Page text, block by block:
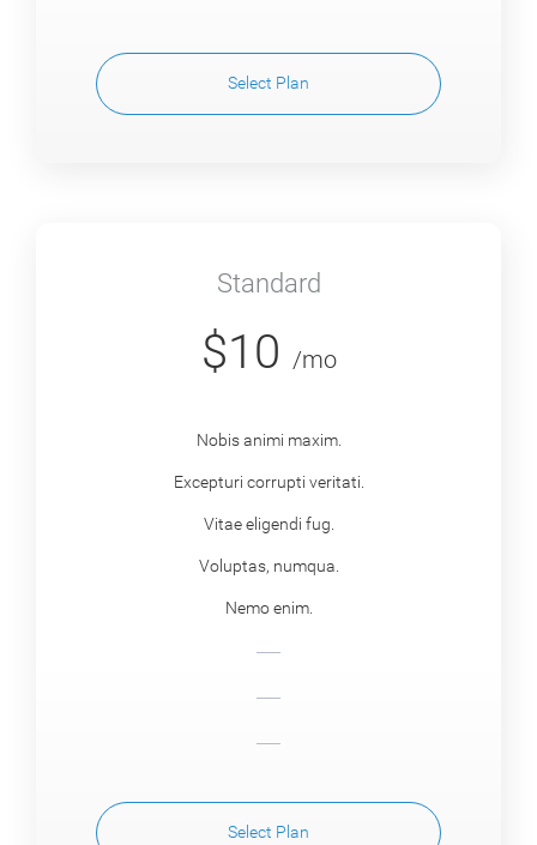
Select Plan
Standard
$10 /mo
Nobis animi maxim.
Excepturi corrupti veritati.
Vitae eligendi fug.
Voluptas, numqua.
Nemo enim.
Select Plan